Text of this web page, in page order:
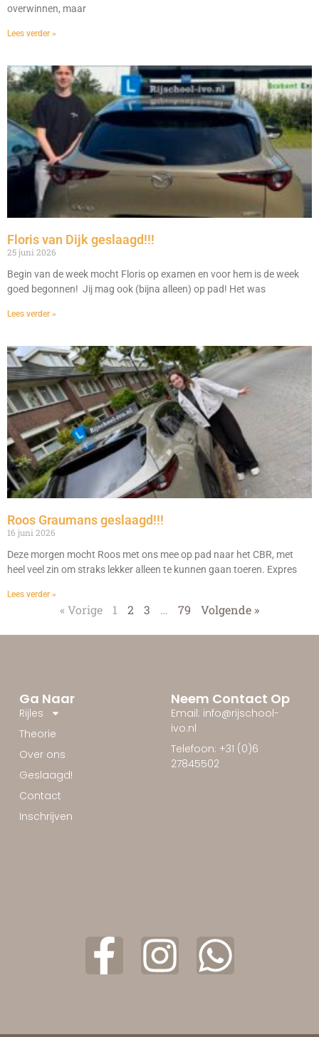
overwinnen, maar
Lees verder »
Floris van Dijk geslaagd!!!
25 juni 2026
Begin van de week mocht Floris op examen en voor hem is de week
goed begonnen! Jij mag ook (bijna alleen) op pad! Het was
Lees verder »
Roos Graumans geslaagd!!!
16 juni 2026
Deze morgen mocht Roos met ons mee op pad naar het CBR, met
heel veel zin om straks lekker alleen te kunnen gaan toeren. Expres
Lees verder »
« Vorige 1 2 3 … 79 Volgende »
Ga Naar
Rijles
Theorie
Over ons
Geslaagd!
Contact
Inschrijven
Neem Contact Op
Email: info@rijschool-
ivo.nl
Telefoon: +31 (0)6
27845502